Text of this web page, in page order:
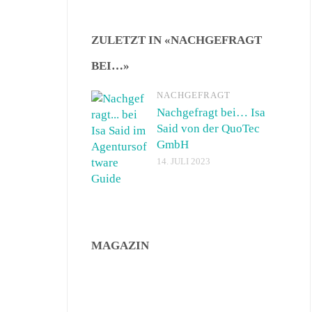
ZULETZT IN «NACHGEFRAGT
BEI…»
NACHGEFRAGT
Nachgefragt bei… Isa
Said von der QuoTec
GmbH
14. JULI 2023
MAGAZIN